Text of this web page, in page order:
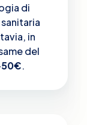
di
in
del
50€.